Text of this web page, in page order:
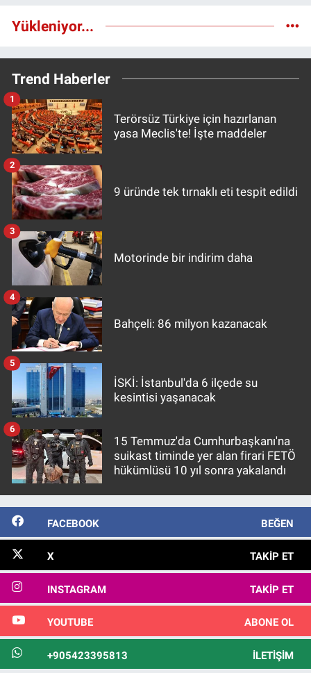
Yükleniyor...
Trend Haberler
Terörsüz Türkiye için hazırlanan
yasa Meclis'te! İşte maddeler
1
9 üründe tek tırnaklı eti tespit edildi
2
Motorinde bir indirim daha
3
Bahçeli: 86 milyon kazanacak
4
İSKİ: İstanbul'da 6 ilçede su
kesintisi yaşanacak
5
15 Temmuz'da Cumhurbaşkanı'na
suikast timinde yer alan firari FETÖ
hükümlüsü 10 yıl sonra yakalandı
6
FACEBOOK BEĞEN
X TAKIP ET
INSTAGRAM TAKIP ET
YOUTUBE ABONE OL
+905423395813 İLETIŞIM